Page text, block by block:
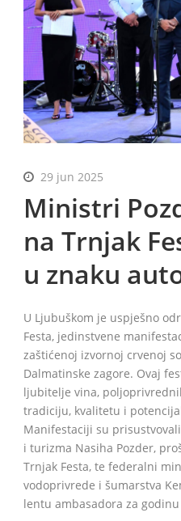
29 jun 2025
Ministri
na Trnjak
u znaku
U Ljubuškom je uspješno
Festa, jedinstvene
zaštićenoj izvornoj crvenoj
Dalmatinske zagore. Ovaj
ljubitelje vina,
tradiciju, kvalitetu i
Manifestaciji su
i turizma Nasiha Pozder,
Trnjak Festa, te federalni
vodoprivrede i šumarstva
lentu ambasadora za